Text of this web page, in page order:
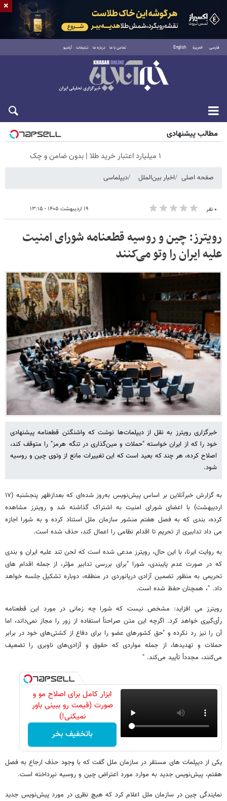
فارسی العربية English تماس با ما درباره ما تبلیغات آرشیو
جمعه ۱۶ مرداد ۱۴۰۵
مطالب پیشنهادی
۱ میلیارد اعتبار خرید طلا | بدون ضامن و چک
صفحه اصلی اخبار بین‌الملل دیپلماسی
۰ نفر ۱۹ اردیبهشت ۱۴۰۵ - ۱۳:۱۵
رویترز: چین و روسیه قطعنامه شورای امنیت
علیه ایران را وتو می‌کنند
خبرگزاری رویترز به نقل از دیپلمات‌ها نوشت که واشنگتن قطعنامه پیشنهادی
خود را که از ایران خواسته "حملات و مین‌گذاری در تنگه هرمز" را متوقف کند،
اصلاح کرده، هر چند که بعید است که این تغییرات مانع از وتوی چین و روسیه
شود.
به گزارش خبرآنلاین بر اساس پیش‌نویس به‌روز شده‌ای که بعدازظهر پنجشنبه (۱۷
اردیبهشت) با اعضای شورای امنیت به اشتراک گذاشته شد و رویترز مشاهده
کرده، بندی که به فصل هفتم منشور سازمان ملل استناد کرده و به شورا اجازه
می داد تدابیری از تحریم تا اقدام نظامی را اعمال کند، حذف شده است.
به روایت ایرنا، با این حال، رویترز مدعی شده است که لحن تند علیه ایران و بندی
که در صورت عدم پایبندی، شورا "برای بررسی تدابیر مؤثر، از جمله اقدام های
تحریمی به منظور تضمین آزادی دریانوردی در منطقه، دوباره تشکیل جلسه خواهد
داد. "، همچنان حفظ شده است.
رویترز می افزاید: مشخص نیست که شورا چه زمانی در مورد این قطعنامه
رأی‌گیری خواهد کرد. اگرچه این متن صراحتاً استفاده از زور را مجاز نمی‌داند، اما
آن را نیز رد نکرده و "حق کشورهای عضو را برای دفاع از کشتی‌های خود در برابر
حملات و تهدیدها، از جمله مواردی که حقوق و آزادی‌های ناوبری را تضعیف
می‌کنند، مجدداً تأیید می‌کند. "
ابزار کامل برای اصلاح مو و
صورت (قیمت رو ببینی باور
نمیکنی!)
باتخفیف بخر
یکی از دیپلمات های مستقر در سازمان ملل گفت که با وجود حذف ارجاع به فصل
هفتم، پیش‌نویس جدید به موارد مورد اعتراض چین و روسیه نپرداخته است.
نمایندگی چین در سازمان ملل اعلام کرد که هیچ نظری در مورد پیش‌نویس جدید
×